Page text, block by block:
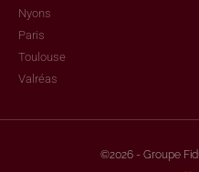
Nyons
Paris
Toulouse
Valréas
©2026 - Groupe